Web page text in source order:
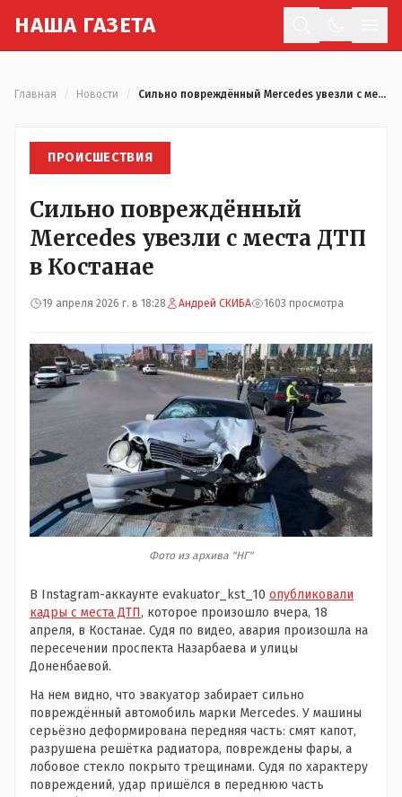
НАША ГАЗЕТА
Главная Новости Сильно повреждённый Mercedes увезли с места ДТП в Костанае
ПРОИСШЕСТВИЯ
Сильно повреждённый
Mercedes увезли с места ДТП
в Костанае
19 апреля 2026 г. в 18:28 Андрей СКИБА 1603 просмотра
Фото из архива "НГ"
В Instagram-аккаунте evakuator_kst_10 опубликовали
кадры с места ДТП, которое произошло вчера, 18
апреля, в Костанае. Судя по видео, авария произошла на
пересечении проспекта Назарбаева и улицы
Доненбаевой.
На нем видно, что эвакуатор забирает сильно
повреждённый автомобиль марки Mercedes. У машины
серьёзно деформирована передняя часть: смят капот,
разрушена решётка радиатора, повреждены фары, а
лобовое стекло покрыто трещинами. Судя по характеру
повреждений, удар пришёлся в переднюю часть